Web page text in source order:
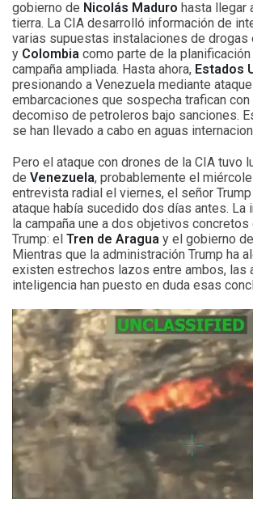
gobierno de Nicolás Maduro hasta llegar
tierra. La CIA desarrolló información de
varias supuestas instalaciones de drogas
y Colombia como parte de la planificación
campaña ampliada. Hasta ahora, Estados
presionando a Venezuela mediante
embarcaciones que sospecha trafican
decomiso de petroleros bajo sanciones.
se han llevado a cabo en aguas
Pero el ataque con drones de la CIA tuvo
de Venezuela, probablemente el
entrevista radial el viernes, el señor
ataque había sucedido dos días antes. La
la campaña une a dos objetivos
Trump: el Tren de Aragua y el gobierno de
Mientras que la administración Trump ha
existen estrechos lazos entre ambos, las
inteligencia han puesto en duda esas